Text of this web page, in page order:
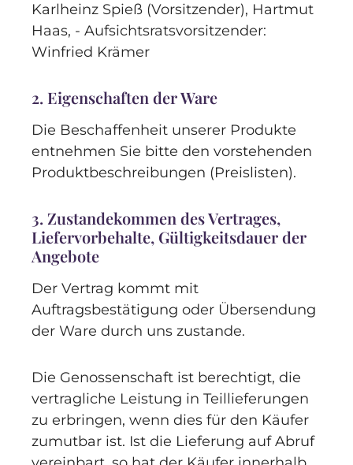
Karlheinz Spieß (Vorsitzender), Hartmut
Haas, - Aufsichtsratsvorsitzender:
Winfried Krämer
2. Eigenschaften der Ware
Die Beschaffenheit unserer Produkte
entnehmen Sie bitte den vorstehenden
Produktbeschreibungen (Preislisten).
3. Zustandekommen des Vertrages,
Liefervorbehalte, Gültigkeitsdauer der
Angebote
Der Vertrag kommt mit
Auftragsbestätigung oder Übersendung
der Ware durch uns zustande.
Die Genossenschaft ist berechtigt, die
vertragliche Leistung in Teillieferungen
zu erbringen, wenn dies für den Käufer
zumutbar ist. Ist die Lieferung auf Abruf